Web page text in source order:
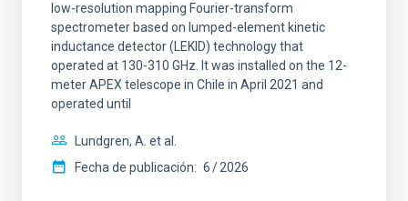
low-resolution mapping Fourier-transform
spectrometer based on lumped-element kinetic
inductance detector (LEKID) technology that
operated at 130-310 GHz. It was installed on the 12-
meter APEX telescope in Chile in April 2021 and
operated until
Lundgren, A. et al.
Fecha de publicación: 6 2026